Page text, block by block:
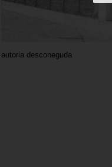
autoria desconeguda